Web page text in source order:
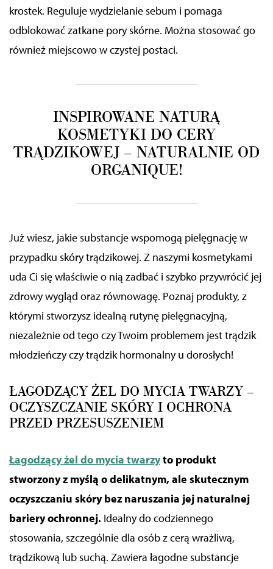
krostek. Reguluje wydzielanie sebum i pomaga
odblokować zatkane pory skórne. Można stosować go
również miejscowo w czystej postaci.
INSPIROWANE NATURĄ
KOSMETYKI DO CERY
TRĄDZIKOWEJ – NATURALNIE OD
ORGANIQUE!
Już wiesz, jakie substancje wspomogą pielęgnację w
przypadku skóry trądzikowej. Z naszymi kosmetykami
uda Ci się właściwie o nią zadbać i szybko przywrócić jej
zdrowy wygląd oraz równowagę. Poznaj produkty, z
którymi stworzysz idealną rutynę pielęgnacyjną,
niezależnie od tego czy Twoim problemem jest trądzik
młodzieńczy czy trądzik hormonalny u dorosłych!
ŁAGODZĄCY ŻEL DO MYCIA TWARZY –
OCZYSZCZANIE SKÓRY I OCHRONA
PRZED PRZESUSZENIEM
Łagodzący żel do mycia twarzyto produkt
stworzony z myślą o delikatnym, ale skutecznym
oczyszczaniu skóry bez naruszania jej naturalnej
bariery ochronnej. Idealny do codziennego
stosowania, szczególnie dla osób z cerą wrażliwą,
trądzikową lub suchą. Zawiera łagodne substancje